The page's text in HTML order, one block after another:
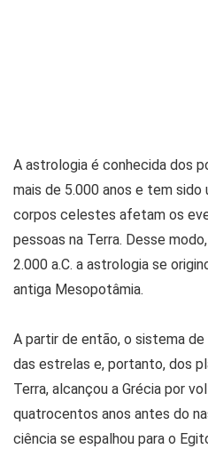
A astrologia é conhecida dos
mais de 5.000 anos e tem
corpos celestes afetam os
pessoas na Terra. Desse
2.000 a.C. a astrologia se
antiga Mesopotâmia.
A partir de então, o sistema de
das estrelas e, portanto, dos
Terra, alcançou a Grécia por
quatrocentos anos antes do
ciência se espalhou para o